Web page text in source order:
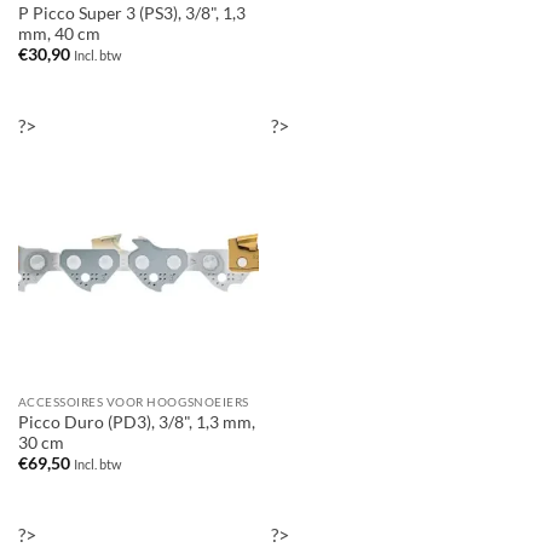
P Picco Super 3 (PS3), 3/8", 1,3
mm, 40 cm
€30,90 Incl. btw
?>
ACCESSOIRES VOOR HOOGSNOEIERS
Picco Duro (PD3), 3/8", 1,3 mm,
30 cm
€69,50 Incl. btw
?>
?> ?>